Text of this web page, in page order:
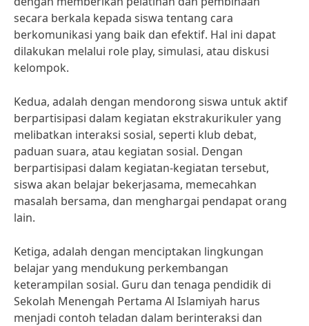
secara berkala kepada siswa tentang cara
berkomunikasi yang baik dan efektif. Hal ini dapat
dilakukan melalui role play, simulasi, atau diskusi
kelompok.
Kedua, adalah dengan mendorong siswa untuk aktif
berpartisipasi dalam kegiatan ekstrakurikuler yang
melibatkan interaksi sosial, seperti klub debat,
paduan suara, atau kegiatan sosial. Dengan
berpartisipasi dalam kegiatan-kegiatan tersebut,
siswa akan belajar bekerjasama, memecahkan
masalah bersama, dan menghargai pendapat orang
lain.
Ketiga, adalah dengan menciptakan lingkungan
belajar yang mendukung perkembangan
keterampilan sosial. Guru dan tenaga pendidik di
Sekolah Menengah Pertama Al Islamiyah harus
menjadi contoh teladan dalam berinteraksi dan